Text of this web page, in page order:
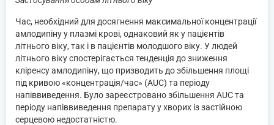
Час, необхідний для досягнення максимальної концентрації
амлодипіну у плазмі крові, однаковий як у пацієнтів
літнього віку, так і в пацієнтів молодшого віку. У людей
літнього віку спостерігається тенденція до зниження
кліренсу амлодипіну, що призводить до збільшення площі
під кривою «концентрація/час» (AUC) та періоду
напіввиведення. Було зареєстровано збільшення AUC та
періоду напіввиведення препарату у хворих із застійною
серцевою недостатністю.